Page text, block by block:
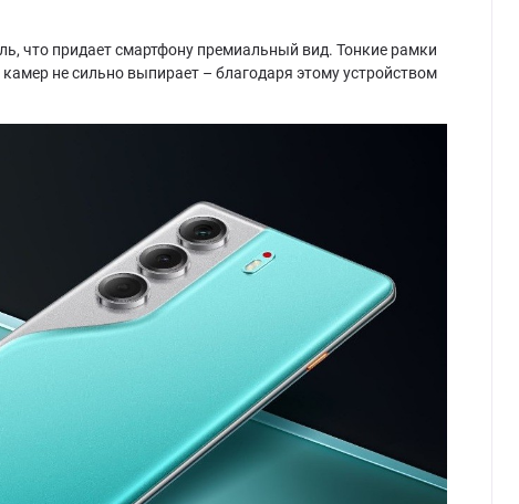
что придает смартфону премиальный вид. Тонкие рамки
не сильно выпирает – благодаря этому устройством